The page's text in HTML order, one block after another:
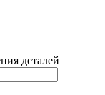
деталей